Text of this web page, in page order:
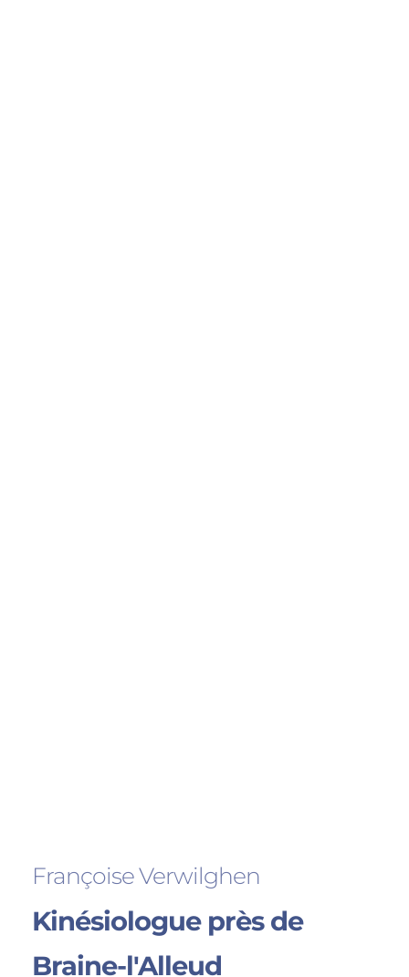
Françoise Verwilghen
Kinésiologue près de
Braine-l'Alleud